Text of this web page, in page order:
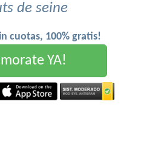
de seine
cuotas, 100% gratis!
YA!